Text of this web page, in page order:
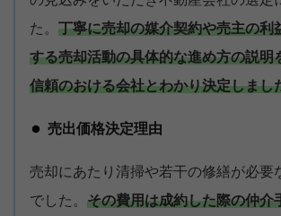
た。 丁寧に売却の媒介契約や売主の利
する売却活動の具体的な進め方の説明
信頼のおける会社とわかり決定しまし
売出価格決定理由
売却にあたり清掃や若干の修繕が必要
でした。 その費用は成約した際の仲介